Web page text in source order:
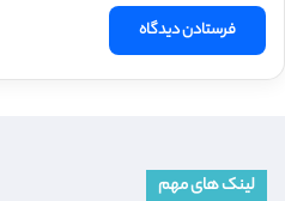
لینک های مهم